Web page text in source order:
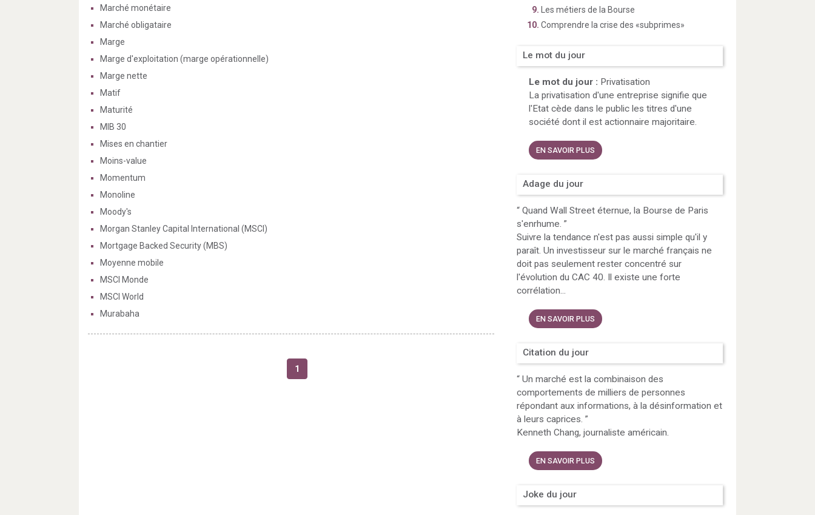
Marché monétaire
Marché obligataire
Marge
Marge d'exploitation (marge opérationnelle)
Marge nette
Matif
Maturité
MIB 30
Mises en chantier
Moins-value
Momentum
Monoline
Moody's
Morgan Stanley Capital International (MSCI)
Mortgage Backed Security (MBS)
Moyenne mobile
MSCI Monde
MSCI World
Murabaha
1
Les métiers de la Bourse
Comprendre la crise des «subprimes»
Le mot du jour
Le mot du jour : Privatisation
La privatisation d'une entreprise signifie que
l'Etat cède dans le public les titres d'une
société dont il est actionnaire majoritaire.
EN SAVOIR PLUS
Adage du jour
“ Quand Wall Street éternue, la Bourse de Paris
s'enrhume.”
Suivre la tendance n'est pas aussi simple qu'il y
paraît. Un investisseur sur le marché français ne
doit pas seulement rester concentré sur
l'évolution du CAC 40. Il existe une forte
corrélation...
EN SAVOIR PLUS
Citation du jour
“ Un marché est la combinaison des
comportements de milliers de personnes
répondant aux informations, à la désinformation et
à leurs caprices.”
Kenneth Chang, journaliste américain.
EN SAVOIR PLUS
Joke du jour